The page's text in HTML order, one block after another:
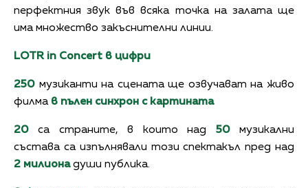
перфектния звук във всяка точка на залата ще
има множество закъснителни линии.
LOTR in Concert в цифри
250 музиканти на сцената ще озвучават на живо
филмав пълен синхрон с картината
20 са страните, в които над 50музикални
състава са изпълнявали този спектакъл пред над
2 милионадуши публика.